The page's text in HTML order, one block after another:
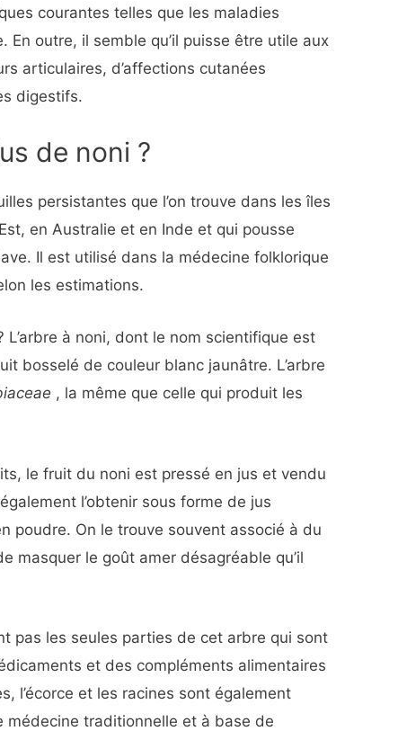
courantes telles que les maladies
En outre, il semble qu’il puisse être utile aux
articulaires, d’affections cutanées
digestifs.
de noni ?
persistantes que l’on trouve dans les îles
en Australie et en Inde et qui pousse
Il est utilisé dans la médecine folklorique
les estimations.
à noni, dont le nom scientifique est
bosselé de couleur blanc jaunâtre. L’arbre
, la même que celle qui produit les
le fruit du noni est pressé en jus et vendu
l’obtenir sous forme de jus
poudre. On le trouve souvent associé à du
masquer le goût amer désagréable qu’il
pas les seules parties de cet arbre qui sont
et des compléments alimentaires
l’écorce et les racines sont également
médecine traditionnelle et à base de